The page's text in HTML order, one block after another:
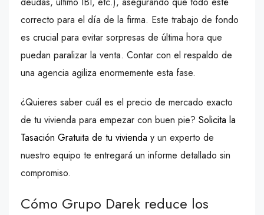
correcto para el día de la firma. Este trabajo de fondo
es crucial para evitar sorpresas de última hora que
puedan paralizar la venta. Contar con el respaldo de
una agencia agiliza enormemente esta fase.
¿Quieres saber cuál es el precio de mercado exacto
de tu vivienda para empezar con buen pie? Solicita la
Tasación Gratuita de tu vivienda y un experto de
nuestro equipo te entregará un informe detallado sin
compromiso.
Cómo Grupo Darek reduce los